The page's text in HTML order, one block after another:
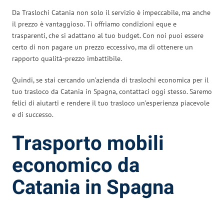
Da Traslochi Catania non solo il servizio è impeccabile, ma anche
il prezzo è vantaggioso. Ti offriamo condizioni eque e
trasparenti, che si adattano al tuo budget. Con noi puoi essere
certo di non pagare un prezzo eccessivo, ma di ottenere un
rapporto qualità-prezzo imbattibile.
Quindi, se stai cercando un’azienda di traslochi economica per il
tuo trasloco da Catania in Spagna, contattaci oggi stesso. Saremo
felici di aiutarti e rendere il tuo trasloco un’esperienza piacevole
e di successo.
Trasporto mobili
economico da
Catania in Spagna